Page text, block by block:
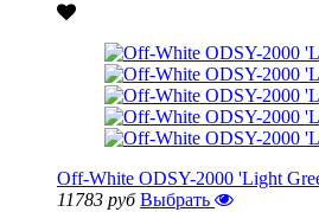
Off-White ODSY-2000 'Light
11783 руб Выбрать